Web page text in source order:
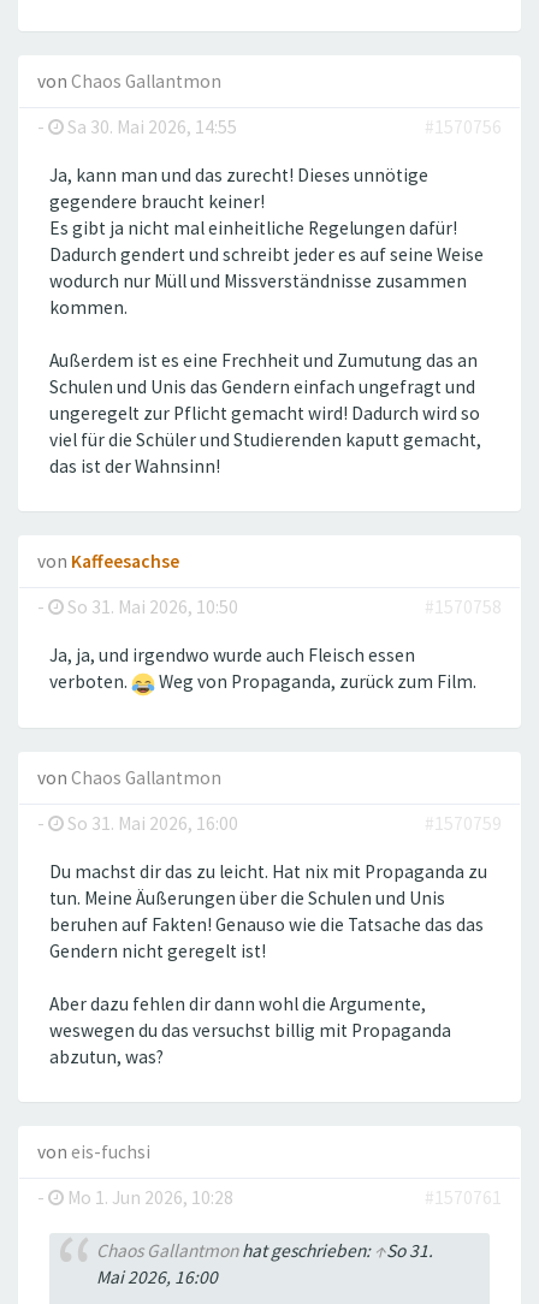
von Chaos Gallantmon
-
Sa 30. Mai 2026, 14:55 #1570756
Ja, kann man und das zurecht! Dieses unnötige
gegendere braucht keiner!
Es gibt ja nicht mal einheitliche Regelungen dafür!
Dadurch gendert und schreibt jeder es auf seine Weise
wodurch nur Müll und Missverständnisse zusammen
kommen.
Außerdem ist es eine Frechheit und Zumutung das an
Schulen und Unis das Gendern einfach ungefragt und
ungeregelt zur Pflicht gemacht wird! Dadurch wird so
viel für die Schüler und Studierenden kaputt gemacht,
das ist der Wahnsinn!
von Kaffeesachse
-
So 31. Mai 2026, 10:50 #1570758
Ja, ja, und irgendwo wurde auch Fleisch essen
verboten.
Weg von Propaganda, zurück zum Film.
von Chaos Gallantmon
-
So 31. Mai 2026, 16:00 #1570759
Du machst dir das zu leicht. Hat nix mit Propaganda zu
tun. Meine Äußerungen über die Schulen und Unis
beruhen auf Fakten! Genauso wie die Tatsache das das
Gendern nicht geregelt ist!
Aber dazu fehlen dir dann wohl die Argumente,
weswegen du das versuchst billig mit Propaganda
abzutun, was?
von eis-fuchsi
-
Mo 1. Jun 2026, 10:28 #1570761
Chaos Gallantmonhat geschrieben: ↑So 31.
Mai 2026, 16:00